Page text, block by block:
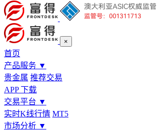
×
首页
产品服务 ▼
贵金属 推荐交易
APP 下载
交易平台 ▼
实时K线行情 MT5
市场分析 ▼